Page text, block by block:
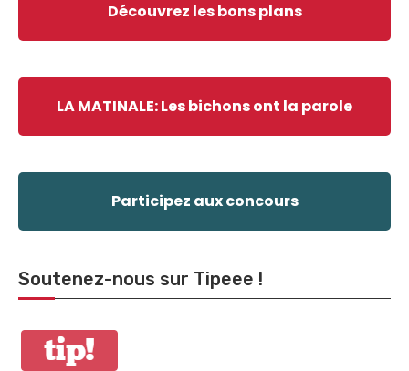
Découvrez les bons plans
LA MATINALE: Les bichons ont la parole
Participez aux concours
Soutenez-nous sur Tipeee !